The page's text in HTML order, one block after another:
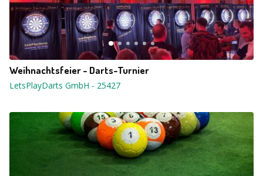
Weihnachtsfeier - Darts-Turnier
LetsPlayDarts GmbH - 25427